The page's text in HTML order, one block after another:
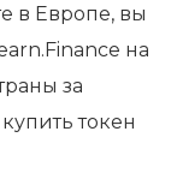
в Европе, вы
на
за
токен